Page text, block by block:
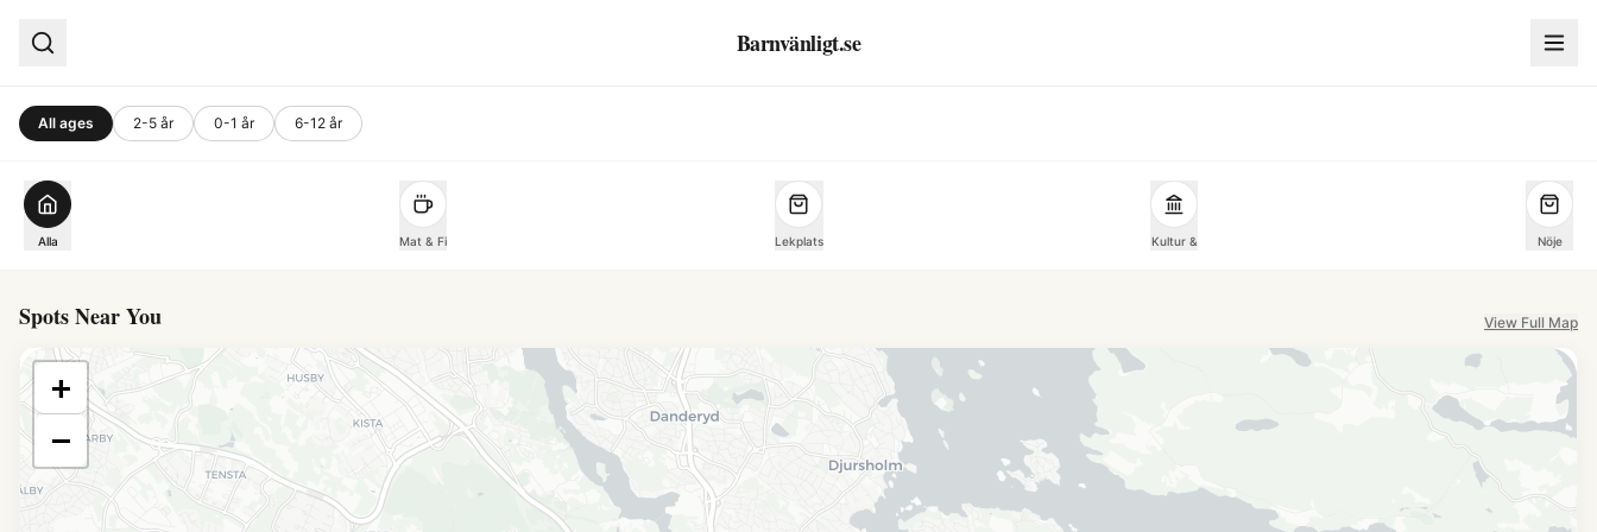
Barnvänligt.se
All ages 2-5 år 0-1 år 6-12 år
Alla Mat & Fi Lekplats Kultur & Nöje
Spots Near You View Full Map
+
−